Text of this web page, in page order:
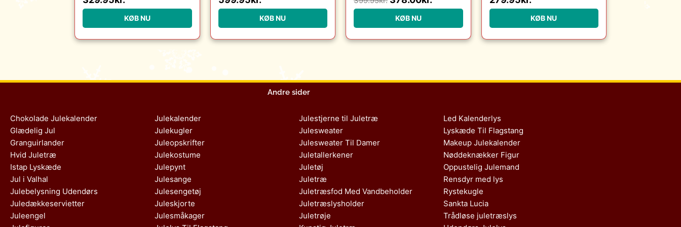
Erling Christensen
Møbler
KØB NU KØB NU KØB NU
Møbler : Erling
Christensen Møbler
KØB NU
Andre sider
Chokolade Julekalender
Glædelig Jul
Granguirlander
Hvid Juletræ
Istap Lyskæde
Jul i Valhal
Julebelysning Udendørs
Juledækkeservietter
Juleengel
Julekalender
Julekugler
Juleopskrifter
Julekostume
Julepynt
Julesange
Julesengetøj
Juleskjorte
Julesmåkager
Julestjerne til Juletræ
Julesweater
Julesweater Til Damer
Juletallerkener
Juletøj
Juletræ
Juletræsfod Med Vandbeholder
Juletræslysholder
Juletrøje
Led Kalenderlys
Lyskæde Til Flagstang
Makeup Julekalender
Nøddeknækker Figur
Oppustelig Julemand
Rensdyr med lys
Rystekugle
Sankta Lucia
Trådløse juletræslys